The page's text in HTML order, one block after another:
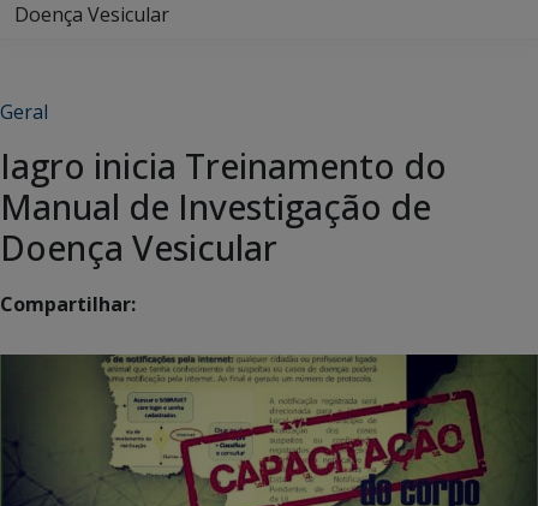
Doença Vesicular
Geral
Iagro inicia Treinamento do
Manual de Investigação de
Doença Vesicular
Compartilhar: